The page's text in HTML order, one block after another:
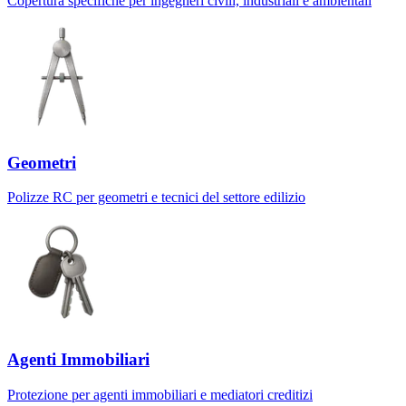
Geometri
Polizze RC per geometri e tecnici del settore edilizio
Agenti Immobiliari
Protezione per agenti immobiliari e mediatori creditizi